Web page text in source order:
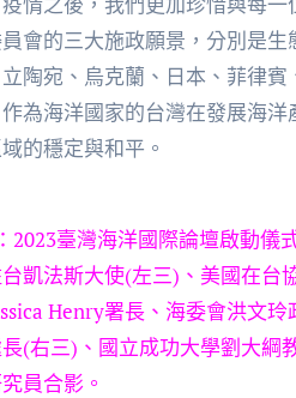
會的三大施政願景，分別是
陶宛、烏克蘭、日本、菲律
為海洋國家的台灣在發展海
的穩定與和平。
2023臺灣海洋國際論壇啟動儀
凱法斯大使(左三)、美國在台
Henry署長、海委會洪文
(右三)、國立成功大學劉大綱
員合影。